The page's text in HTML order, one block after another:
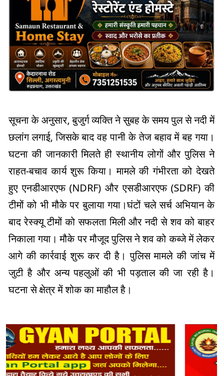
सूचना के अनुसार, बुजुर्ग व्यक्ति ने सुबह के समय पुल से नदी में
छलांग लगाई, जिसके बाद वह पानी के तेज बहाव में बह गया।
घटना की जानकारी मिलते ही स्थानीय लोगों और पुलिस ने
राहत-बचाव कार्य शुरू किया। मामले की गंभीरता को देखते
हुए एनडीआरएफ (NDRF) और एसडीआरएफ (SDRF) की
टीमों को भी मौके पर बुलाया गया।घंटों चले सर्च अभियान के
बाद रेस्क्यू टीमों को सफलता मिली और नदी से शव को बाहर
निकाला गया। मौके पर मौजूद पुलिस ने शव को कब्जे में लेकर
आगे की कार्रवाई शुरू कर दी है। पुलिस मामले की जांच में
जुटी है और अन्य पहलुओं की भी पड़ताल की जा रही है।
घटना से क्षेत्र में शोक का माहौल है।